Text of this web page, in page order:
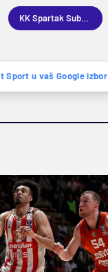
Sport u vaš Google izbor